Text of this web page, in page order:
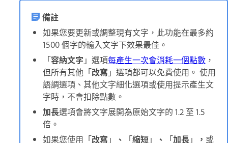
備註
如果您要更新或調整現有文字，此功能在最多約
1500 個字的輸入文字下效果最佳。
「容納文字 」選項每產生一次會消耗一個點數 ，
但所有其他「改寫 」選項都可以免費使用。 使用
語調選項、其他文字細化選項或使用提示產生文
字時，不會扣除點數。
加長選項會將文字展開為原始文字的 1.2 至 1.5
倍。
如果您使用「改寫 」 、 「縮短」 、 「加長」 ， 或